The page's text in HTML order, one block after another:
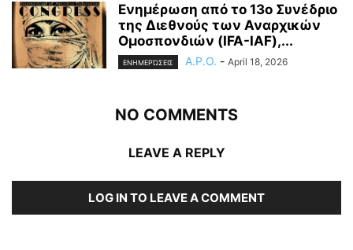
Ενημέρωση από το 13ο Συνέδριο
της Διεθνούς των Αναρχικών
Ομοσπονδιών (IFA-IAF),...
ΕΝΗΜΕΡΏΣΕΙΣ A.P.O. - April 18, 2026
NO COMMENTS
LEAVE A REPLY
LOG IN TO LEAVE A COMMENT